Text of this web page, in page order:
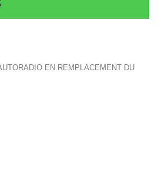
EN REMPLACEMENT DU